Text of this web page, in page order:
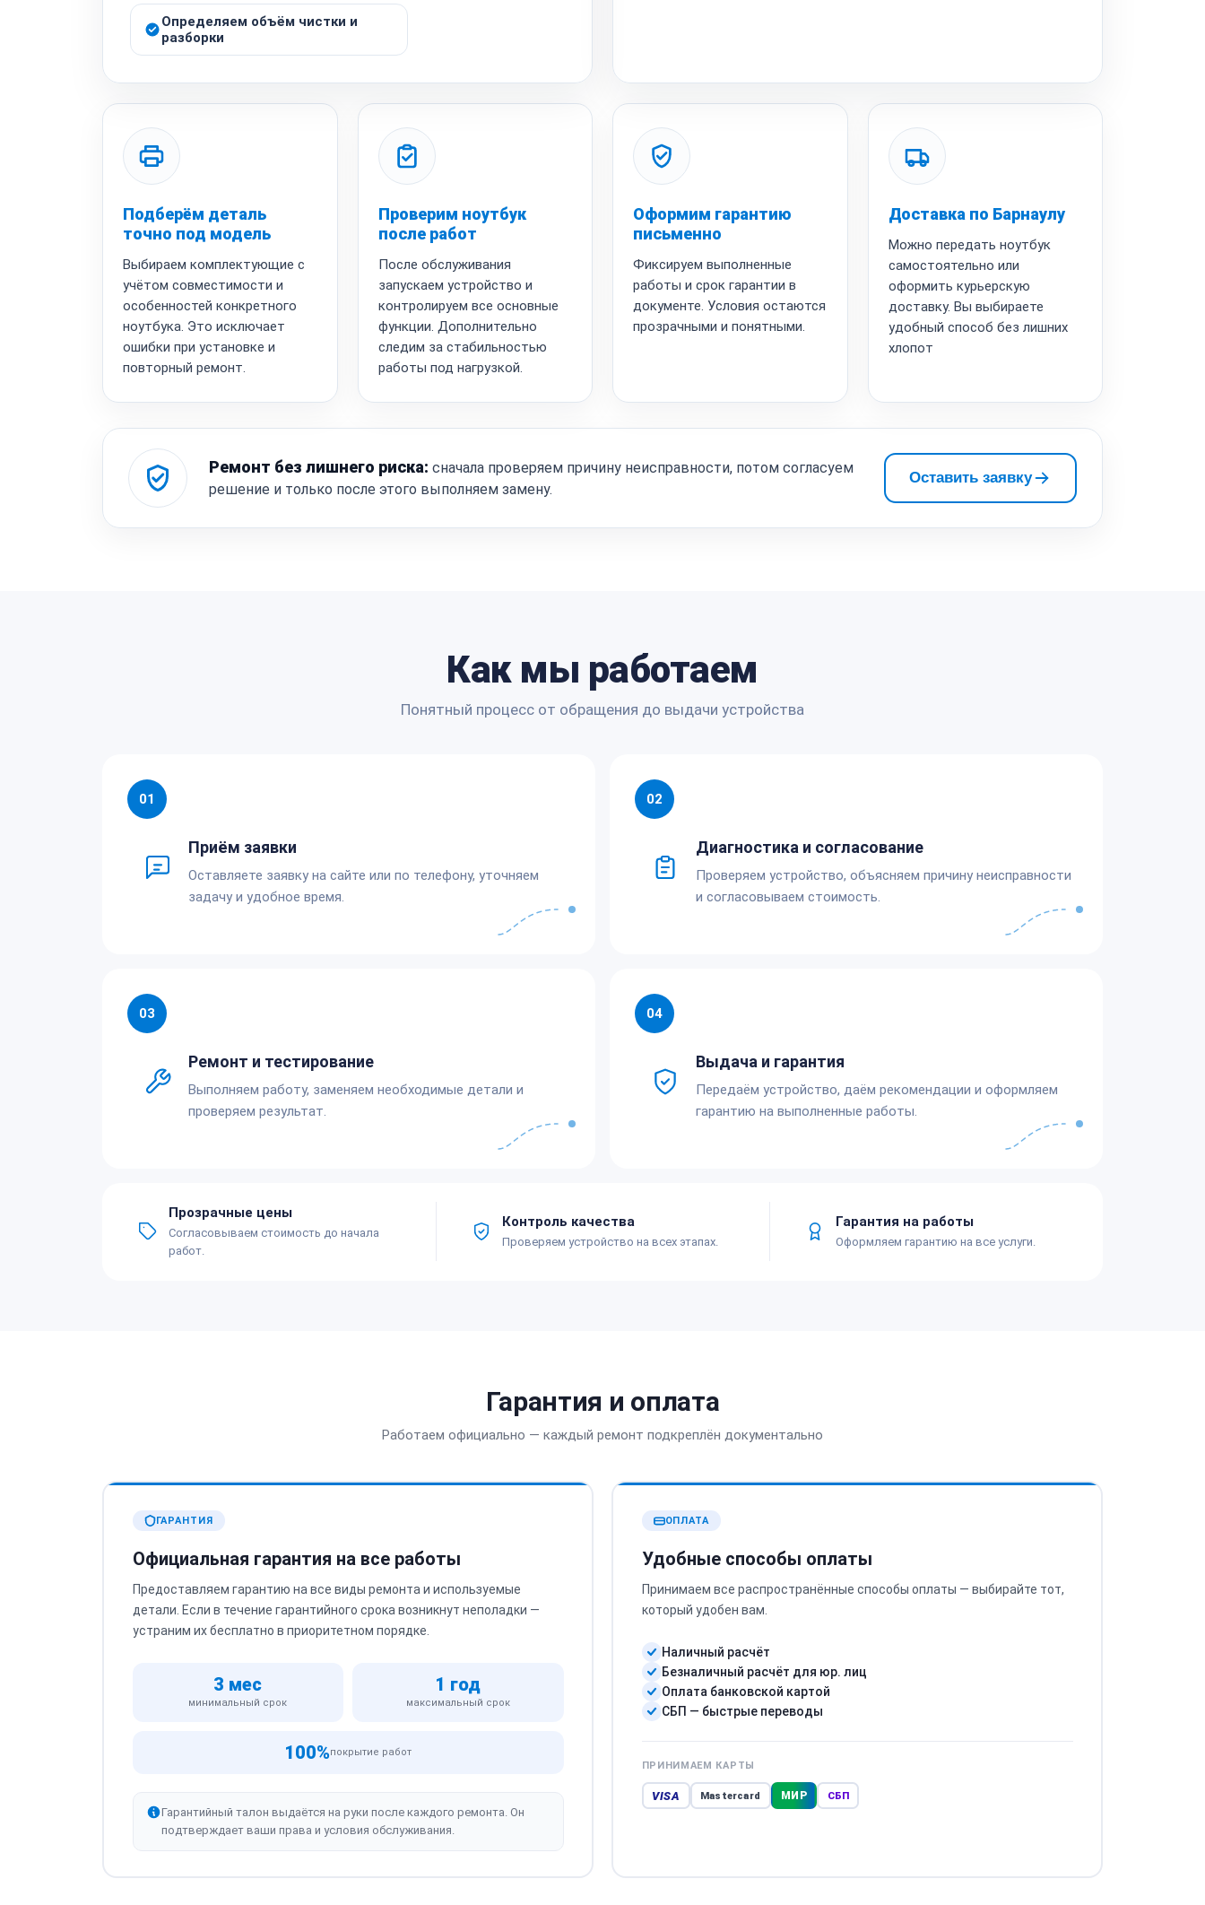
Определяем объём чистки и
разборки
Подберём деталь
точно под модель
Выбираем комплектующие с
учётом совместимости и
особенностей конкретного
ноутбука. Это исключает
ошибки при установке и
повторный ремонт.
Проверим ноутбук
после работ
После обслуживания
запускаем устройство и
контролируем все основные
функции. Дополнительно
следим за стабильностью
работы под нагрузкой.
Оформим гарантию
письменно
Фиксируем выполненные
работы и срок гарантии в
документе. Условия остаются
прозрачными и понятными.
Доставка по Барнаулу
Можно передать ноутбук
самостоятельно или
оформить курьерскую
доставку. Вы выбираете
удобный способ без лишних
хлопот
Ремонт без лишнего риска: сначала проверяем причину неисправности, потом согласуем
решение и только после этого выполняем замену.
Оставить заявку
Как мы работаем
Понятный процесс от обращения до выдачи устройства
01
Приём заявки
Оставляете заявку на сайте или по телефону, уточняем
задачу и удобное время.
02
Диагностика и согласование
Проверяем устройство, объясняем причину неисправности
и согласовываем стоимость.
03
Ремонт и тестирование
Выполняем работу, заменяем необходимые детали и
проверяем результат.
04
Выдача и гарантия
Передаём устройство, даём рекомендации и оформляем
гарантию на выполненные работы.
Прозрачные цены
Согласовываем стоимость до начала
работ.
Контроль качества
Проверяем устройство на всех этапах.
Гарантия на работы
Оформляем гарантию на все услуги.
Гарантия и оплата
Работаем официально — каждый ремонт подкреплён документально
ГАРАНТИЯ
Официальная гарантия на все работы
Предоставляем гарантию на все виды ремонта и используемые
детали. Если в течение гарантийного срока возникнут неполадки —
устраним их бесплатно в приоритетном порядке.
3 мес
минимальный срок
1 год
максимальный срок
100%покрытие работ
Гарантийный талон выдаётся на руки после каждого ремонта. Он
подтверждает ваши права и условия обслуживания.
ОПЛАТА
Удобные способы оплаты
Принимаем все распространённые способы оплаты — выбирайте тот,
который удобен вам.
Наличный расчёт
Безналичный расчёт для юр. лиц
Оплата банковской картой
СБП — быстрые переводы
ПРИНИМАЕМ КАРТЫ
VISA Mastercard МИР СБП